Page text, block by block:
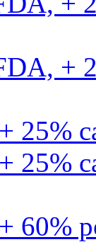
+
25%
25%
60%